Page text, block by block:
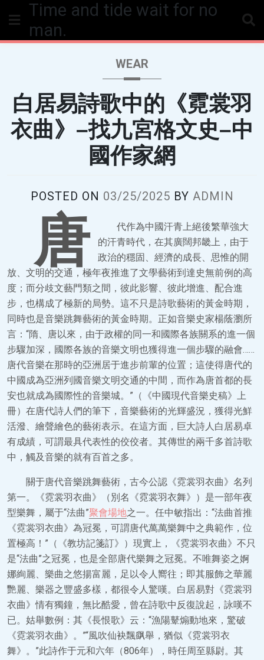
Time and tide wait for no
man.
WEAR
白居易詩歌中的《霓裳羽
衣曲》–找九宮格文史–中
國作家網
POSTED ON 03/25/2025 BY ADMIN
唐
代作為中國汗青上絕後繁華強大
的汗青時代，在其廣闊邦畿上，由于
政治的穩固、經濟的成長、思惟的開
放、文明的交通，極年夜推進了文學藝術到達史無前例的高
度；而分歧文藝門類之間，彼此影響、彼此增進、配合進
步，也構成了極新的局勢。這不只是詩歌藝術的黃金時期，
同時也是音樂跳舞藝術的黃金時期。正如音樂史家楊蔭瀏所
言：“隋、唐以來，由于政權的同一和國際各族關系的進一個
步驟加深，國際各族的音樂文明也獲得進一個步驟的融會……
唐代音樂在那時的亞洲居于進步前輩的位置；這使得唐代的
中國成為亞洲列國音樂文明交通的中間，而作為唐首都的長
安也就成為國際性的音樂城。”（《中國現代音樂史稿》上
冊）在唐代詩人們的筆下，音樂藝術的光輝盛況，獲得光鮮
活潑、繪聲繪色的藝術表示。在這方面，巨大詩人白居易卓
有成績，可謂最具代表性的佼佼者。其傳世的兩千多首詩歌
中，觸及音樂的就有百首之多。
關于唐代音樂跳舞藝術，古今公認《霓裳羽衣曲》名列
第一。《霓裳羽衣曲》（別名《霓裳羽衣舞》）是一部年夜
型樂舞，屬于“法曲”聚會場地之一。任中敏指出：“法曲首推
《霓裳羽衣曲》為冠冕，可謂唐代萬萬樂舞中之典範作，位
置極高！”（《教坊記箋訂》）現實上，《霓裳羽衣曲》不只
是“法曲”之冠冕，也是全部唐代樂舞之冠冕。不唯舞姿之婀
娜絢麗、樂曲之悠揚富麗，足以令人嚮往；即其服飾之華麗
艷麗、樂器之豐盛多樣，都很令人驚嘆。白居易對《霓裳羽
衣曲》情有獨鐘，無比酷愛，曾在詩歌中反復說起，詠嘆不
已。姑舉數例：其《長恨歌》云：“漁陽鼙煽動地來，驚破
《霓裳羽衣曲》。”“風吹仙袂飄飖舉，猶似《霓裳羽衣
舞》。”此詩作于元和六年（806年），時任周至縣尉。其